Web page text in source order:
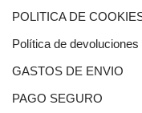
POLITICA DE
Política de
GASTOS DE ENVIO
PAGO SEGURO